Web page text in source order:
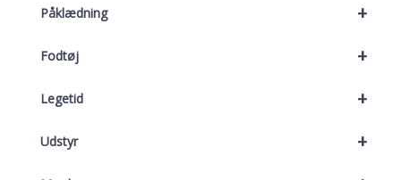
+
Påklædning
+
Fodtøj
+
Legetid
+
Udstyr